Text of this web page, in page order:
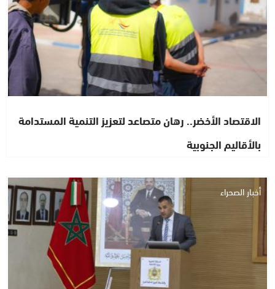
الاقتصاد الأخضر.. رهان متصاعد لتعزيز التنمية المستدامة
بالأقاليم الجنوبية
أخبار الصحراء